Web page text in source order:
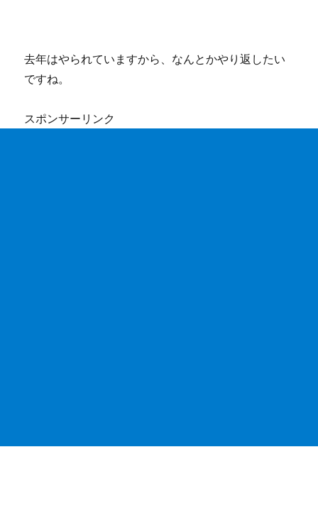
去年はやられていますから、なんとかやり返したい
ですね。
スポンサーリンク